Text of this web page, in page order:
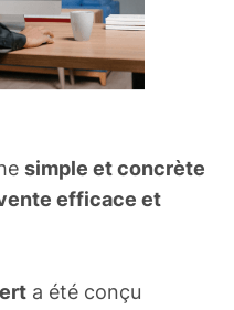
simple et concrète
efficace et
a été conçu